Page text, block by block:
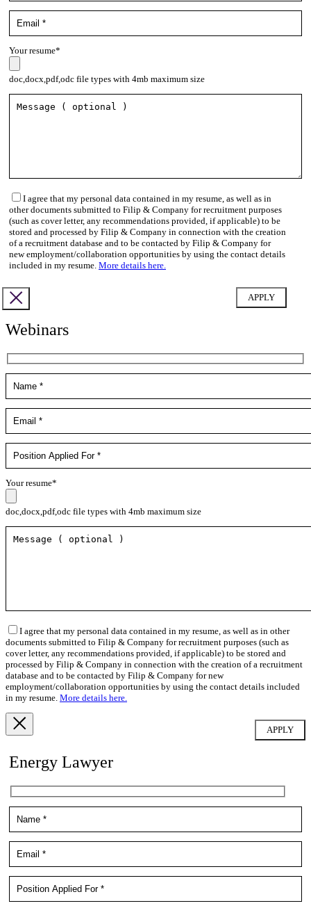
Your resume*
doc,docx,pdf,odc file types with 4mb maximum size
I agree that my personal data contained in my resume, as well as in
other documents submitted to Filip & Company for recruitment purposes
(such as cover letter, any recommendations provided, if applicable) to be
stored and processed by Filip & Company in connection with the creation
of a recruitment database and to be contacted by Filip & Company for
new employment/collaboration opportunities by using the contact details
included in my resume. More details here.
Webinars
Your resume*
doc,docx,pdf,odc file types with 4mb maximum size
I agree that my personal data contained in my resume, as well as in other
documents submitted to Filip & Company for recruitment purposes (such as
cover letter, any recommendations provided, if applicable) to be stored and
processed by Filip & Company in connection with the creation of a recruitment
database and to be contacted by Filip & Company for new
employment/collaboration opportunities by using the contact details included
in my resume. More details here.
Energy Lawyer